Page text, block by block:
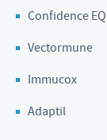
Confidence EQ
Vectormune
Immucox
Adaptil